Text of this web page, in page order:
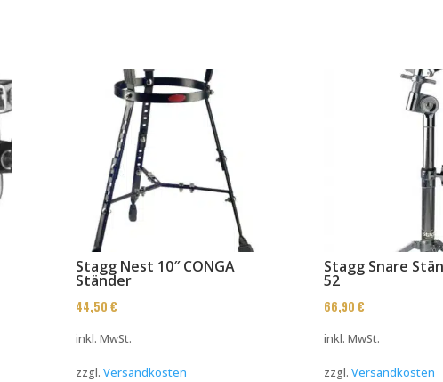
Stagg Nest 10″ CONGA
Ständer
44,50€
inkl. MwSt.
zzgl.Versandkosten
Stagg Snare
52
66,90€
inkl. MwSt.
zzgl.Versandkosten